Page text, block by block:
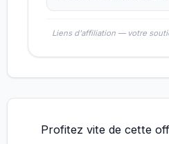
Liens d'affiliation — votre
Profitez vite de cette